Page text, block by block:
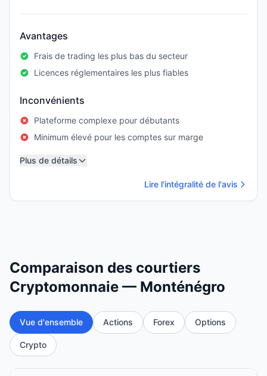
Avantages
Frais de trading les plus bas du secteur
Licences réglementaires les plus fiables
Inconvénients
Plateforme complexe pour débutants
Minimum élevé pour les comptes sur marge
Plus de détails
Lire l'intégralité de l'avis
Comparaison des courtiers
Cryptomonnaie — Monténégro
Vue d'ensemble Actions Forex Options
Crypto